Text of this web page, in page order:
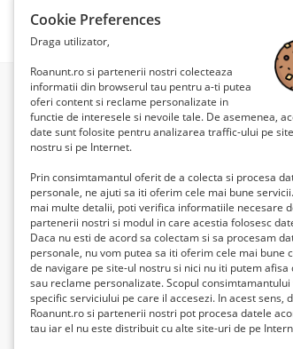
Daniel
Mobil: +40770913779
Cookie Preferences
Draga utilizator,
Roanunt.ro si partenerii nostri colecteaza
informatii din browserul tau pentru a-ti putea
oferi content si reclame personalizate in
functie de interesele si nevoile tale. De asemenea,
date sunt folosite pentru analizarea traffic-ului pe
nostru si pe Internet.
Prin consimtamantul oferit de a colecta si procesa
personale, ne ajuti sa iti oferim cele mai bune
mai multe detalii, poti verifica informatiile necesare
partenerii nostri si modul in care acestia folosesc
Daca nu esti de acord sa colectam si sa procesam
personale, nu vom putea sa iti oferim cele mai bune
de navigare pe site-ul nostru si nici nu iti putem afisa
sau reclame personalizate. Scopul consimtamantului
specific serviciului pe care il accesezi. In acest sens,
Roanunt.ro si partenerii nostri pot procesa datele
tau iar el nu este distribuit cu alte site-uri de pe